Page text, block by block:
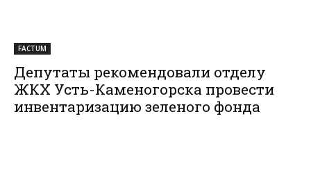
FACTUM
Депутаты рекомендовали отделу
ЖКХ Усть-Каменогорска провести
инвентаризацию зеленого фонда